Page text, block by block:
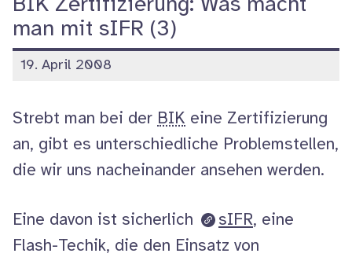
BIK Zertifizierung: Was macht
man mit sIFR (3)
veröffentlicht
19. April 2008
Strebt man bei der BIK eine Zertifizierung
an, gibt es unterschiedliche Problemstellen,
die wir uns nacheinander ansehen werden.
Eine davon ist sicherlich sIFR, eine
Flash-Techik, die den Einsatz von